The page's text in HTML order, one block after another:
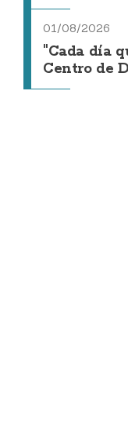
01/08/2026
"Cada día
Centro de